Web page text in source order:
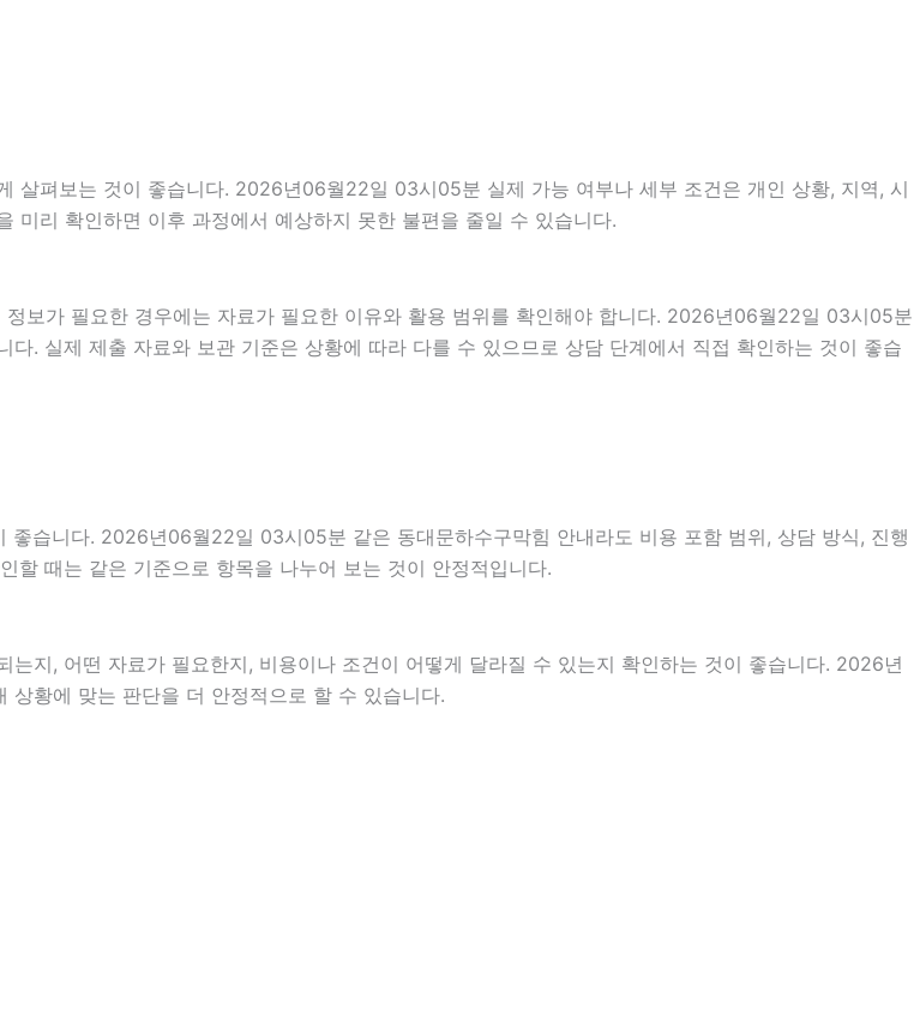
살펴보는 것이 좋습니다. 2026년06월22일 03시05분 실제 가능 여부나 세부 조건은 개인 상황, 지역, 시
미리 확인하면 이후 과정에서 예상하지 못한 불편을 줄일 수 있습니다.
보가 필요한 경우에는 자료가 필요한 이유와 활용 범위를 확인해야 합니다. 2026년06월22일 03시05분
다. 실제 제출 자료와 보관 기준은 상황에 따라 다를 수 있으므로 상담 단계에서 직접 확인하는 것이 좋습
습니다. 2026년06월22일 03시05분 같은 동대문하수구막힘 안내라도 비용 포함 범위, 상담 방식, 진행
할 때는 같은 기준으로 항목을 나누어 보는 것이 안정적입니다.
지, 어떤 자료가 필요한지, 비용이나 조건이 어떻게 달라질 수 있는지 확인하는 것이 좋습니다. 2026년
황에 맞는 판단을 더 안정적으로 할 수 있습니다.